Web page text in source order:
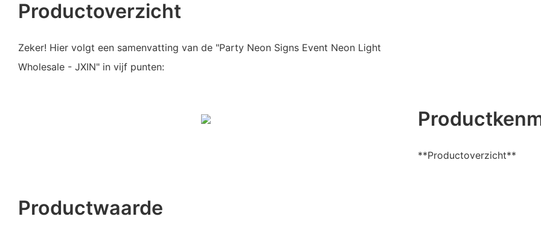
Productoverzicht
Zeker! Hier volgt een samenvatting van de "Party Neon Signs Event Neon Light
Wholesale - JXIN" in vijf punten:
**Productoverzicht**
Productwaarde